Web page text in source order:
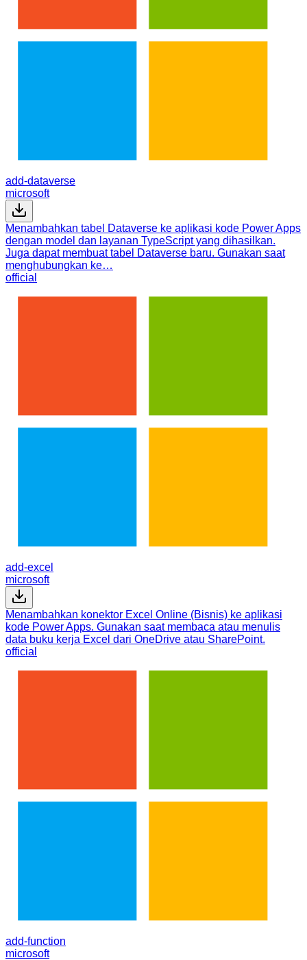
add-dataverse
microsoft
Menambahkan tabel Dataverse ke aplikasi kode Power Apps
dengan model dan layanan TypeScript yang dihasilkan.
Juga dapat membuat tabel Dataverse baru. Gunakan saat
menghubungkan ke…
official
add-excel
microsoft
Menambahkan konektor Excel Online (Bisnis) ke aplikasi
kode Power Apps. Gunakan saat membaca atau menulis
data buku kerja Excel dari OneDrive atau SharePoint.
official
add-function
microsoft